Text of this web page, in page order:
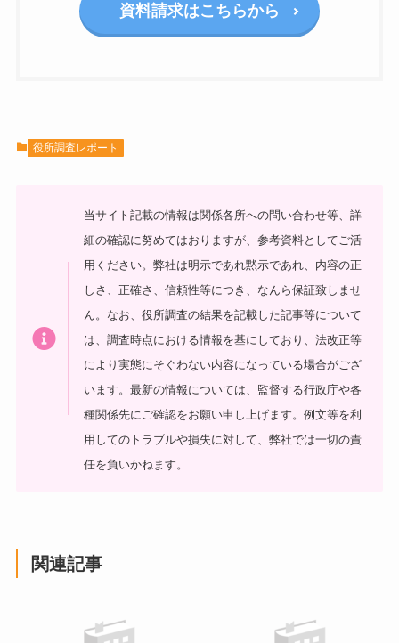
資料請求はこちらから
役所調査レポート
当サイト記載の情報は関係各所への問い合わせ等、詳
細の確認に努めてはおりますが、参考資料としてご活
用ください。弊社は明示であれ黙示であれ、内容の正
しさ、正確さ、信頼性等につき、なんら保証致しませ
ん。なお、役所調査の結果を記載した記事等について
は、調査時点における情報を基にしており、法改正等
により実態にそぐわない内容になっている場合がござ
います。最新の情報については、監督する行政庁や各
種関係先にご確認をお願い申し上げます。例文等を利
用してのトラブルや損失に対して、弊社では一切の責
任を負いかねます。
関連記事